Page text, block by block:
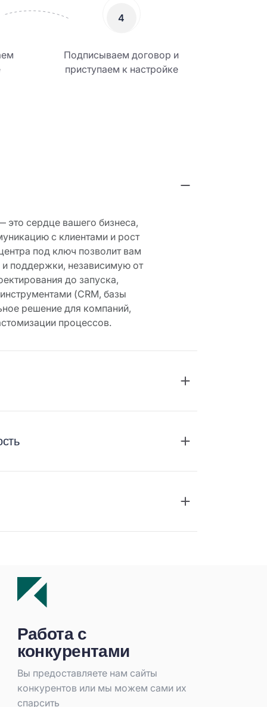
4
Подписываем договор и
приступаем к настройке
сердце вашего бизнеса,
с клиентами и рост
под ключ позволит вам
и поддержки, независимую от
до запуска,
(CRM, базы
решение для компаний,
процессов.
Работа с
конкурентами
Вы предоставляете нам сайты
конкурентов или мы можем сами их
спарсить